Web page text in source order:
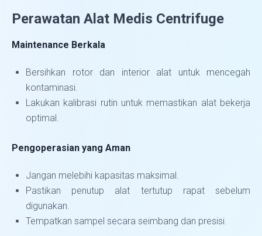
Perawatan Alat Medis Centrifuge
Maintenance Berkala
Bersihkan rotor dan interior alat untuk mencegah
kontaminasi.
Lakukan kalibrasi rutin untuk memastikan alat bekerja
optimal.
Pengoperasian yang Aman
Jangan melebihi kapasitas maksimal.
Pastikan penutup alat tertutup rapat sebelum
digunakan.
Tempatkan sampel secara seimbang dan presisi.